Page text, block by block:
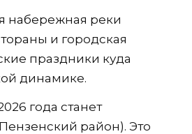
набережная реки
и городская
праздники куда
динамике.
года станет
район). Это